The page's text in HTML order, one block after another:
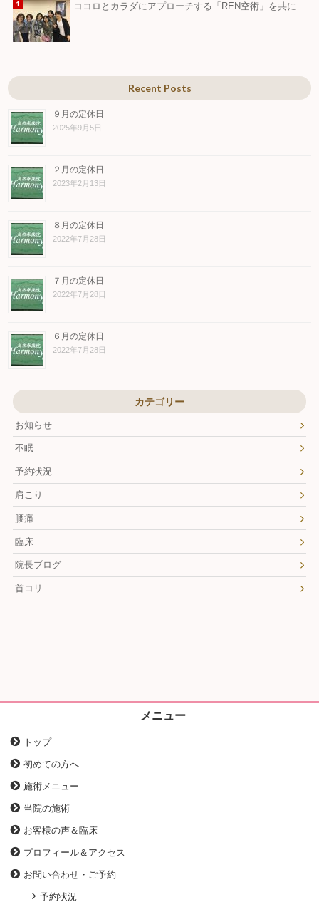
ココロとカラダにアプローチする「REN空術」を共に...
Recent Posts
９月の定休日
2025年9月5日
２月の定休日
2023年2月13日
８月の定休日
2022年7月28日
７月の定休日
2022年7月28日
６月の定休日
2022年7月28日
カテゴリー
お知らせ
不眠
予約状況
肩こり
腰痛
臨床
院長ブログ
首コリ
メニュー
トップ
初めての方へ
施術メニュー
当院の施術
お客様の声＆臨床
プロフィール＆アクセス
お問い合わせ・ご予約
予約状況